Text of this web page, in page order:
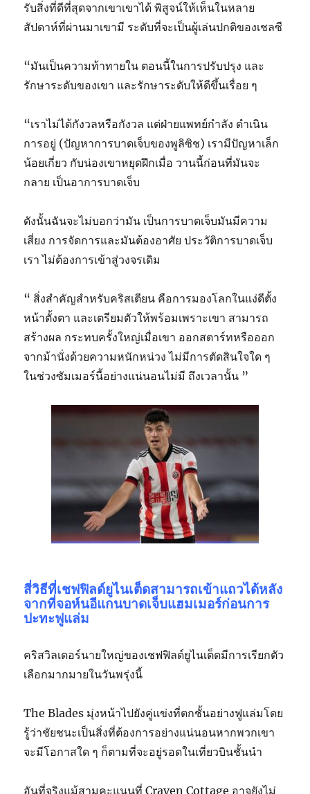
รับสิ่งที่ดีที่สุดจากเขาเขาได้ พิสูจน์ให้เห็นในหลาย
สัปดาห์ที่ผ่านมาเขามี ระดับที่จะเป็นผู้เล่นปกติของเชลซี
“มันเป็นความท้าทายใน ตอนนี้ในการปรับปรุง และ
รักษาระดับของเขา และรักษาระดับให้ดีขึ้นเรื่อย ๆ
“เราไม่ได้กังวลหรือกังวล แต่ฝ่ายแพทย์กำลัง ดำเนิน
การอยู่ (ปัญหาการบาดเจ็บของพูลิซิช) เรามีปัญหาเล็ก
น้อยเกี่ยว กับน่องเขาหยุดฝึกเมื่อ วานนี้ก่อนที่มันจะ
กลาย เป็นอาการบาดเจ็บ
ดังนั้นฉันจะไม่บอกว่ามัน เป็นการบาดเจ็บมันมีความ
เสี่ยง การจัดการและมันต้องอาศัย ประวัติการบาดเจ็บ
เรา ไม่ต้องการเข้าสู่วงจรเดิม
“ สิ่งสำคัญสำหรับคริสเตียน คือการมองโลกในแง่ดีตั้ง
หน้าตั้งตา และเตรียมตัวให้พร้อมเพราะเขา สามารถ
สร้างผล กระทบครั้งใหญ่เมื่อเขา ออกสตาร์ทหรือออก
จากม้านั่งด้วยความหนักหน่วง ไม่มีการตัดสินใจใด ๆ
ในช่วงซัมเมอร์นี้อย่างแน่นอนไม่มี ถึงเวลานั้น ”
สี่วิธีที่เชฟฟิลด์ยูไนเต็ดสามารถเข้าแถวได้หลัง
จากที่จอห์นอีแกนบาดเจ็บแฮมเมอร์ก่อนการ
ปะทะฟูแล่ม
คริสวิลเดอร์นายใหญ่ของเชฟฟิลด์ยูไนเต็ดมีการเรียกตัว
เลือกมากมายในวันพรุ่งนี้
The Blades มุ่งหน้าไปยังคู่แข่งที่ตกชั้นอย่างฟูแล่มโดย
รู้ว่าชัยชนะเป็นสิ่งที่ต้องการอย่างแน่นอนหากพวกเขา
จะมีโอกาสใด ๆ ก็ตามที่จะอยู่รอดในเที่ยวบินชั้นนำ
อันที่จริงแม้สามคะแนนที่ Craven Cottage อาจยังไม่